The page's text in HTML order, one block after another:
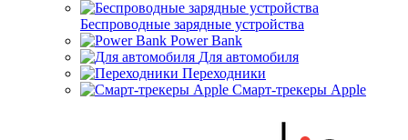
Беспроводные зарядные устройства
Power Bank
Для автомобиля
Переходники
Смарт-трекеры Apple